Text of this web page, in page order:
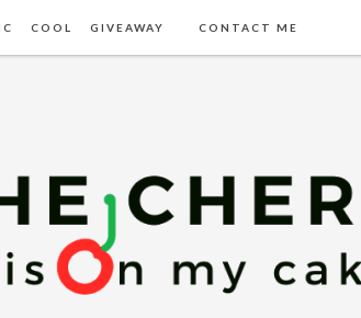
COOL GIVEAWAY CONTACT ME